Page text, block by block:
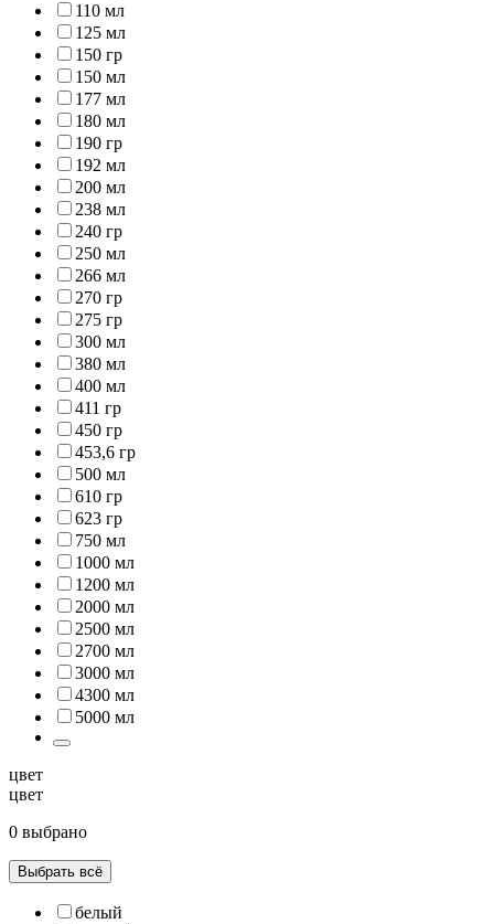
110 мл
125 мл
150 гр
150 мл
177 мл
180 мл
190 гр
192 мл
200 мл
238 мл
240 гр
250 мл
266 мл
270 гр
275 гр
300 мл
380 мл
400 мл
411 гр
450 гр
453,6 гр
500 мл
610 гр
623 гр
750 мл
1000 мл
1200 мл
2000 мл
2500 мл
2700 мл
3000 мл
4300 мл
5000 мл
цвет
цвет
0 выбрано
Выбрать всё
белый